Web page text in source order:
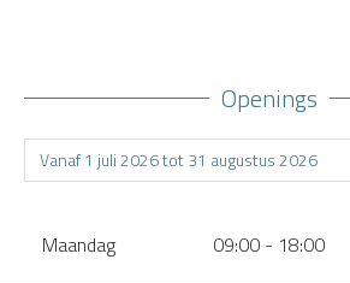
Openings
Maandag 09:00 - 18:00